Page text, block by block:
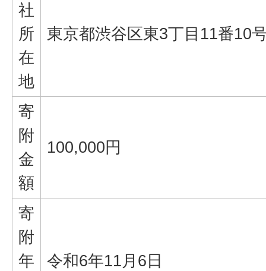
社
所
在
地
東京都渋谷区東3丁目11番10
寄
附
金
額
100,000円
寄
附
年
令和6年11月6日